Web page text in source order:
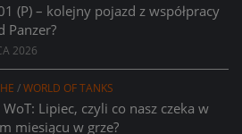
(P) – kolejny pojazd z współpracy
Panzer?
2026
/WORLD OF TANKS
Lipiec, czyli co nasz czeka w
miesiącu w grze?